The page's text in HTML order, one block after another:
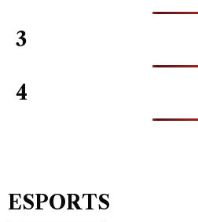
3
4
ESPORTS